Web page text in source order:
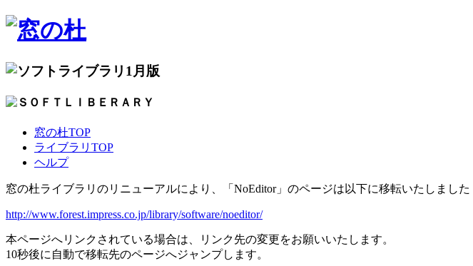
1月版
窓の杜TOP
ライブラリTOP
ヘルプ
窓の杜ライブラリのリニューアルにより、「NoEditor」のページは以下に移転いたしました
http://www.forest.impress.co.jp/library/software/noeditor/
本ページへリンクされている場合は、リンク先の変更をお願いいたします。
10秒後に自動で移転先のページへジャンプします。